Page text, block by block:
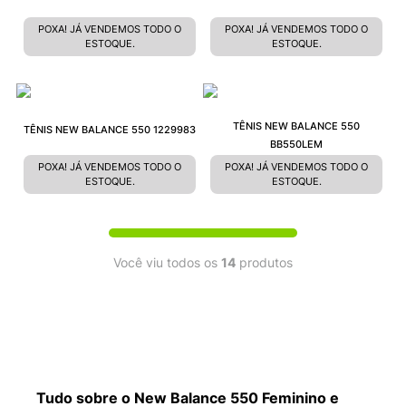
POXA! JÁ VENDEMOS TODO O
ESTOQUE.
POXA! JÁ VENDEMOS TODO O
ESTOQUE.
TÊNIS NEW BALANCE 550 1229983
POXA! JÁ VENDEMOS TODO O
ESTOQUE.
TÊNIS NEW BALANCE 550
BB550LEM
POXA! JÁ VENDEMOS TODO O
ESTOQUE.
Você viu todos os 14 produtos
Tudo sobre o New Balance 550 Feminino e